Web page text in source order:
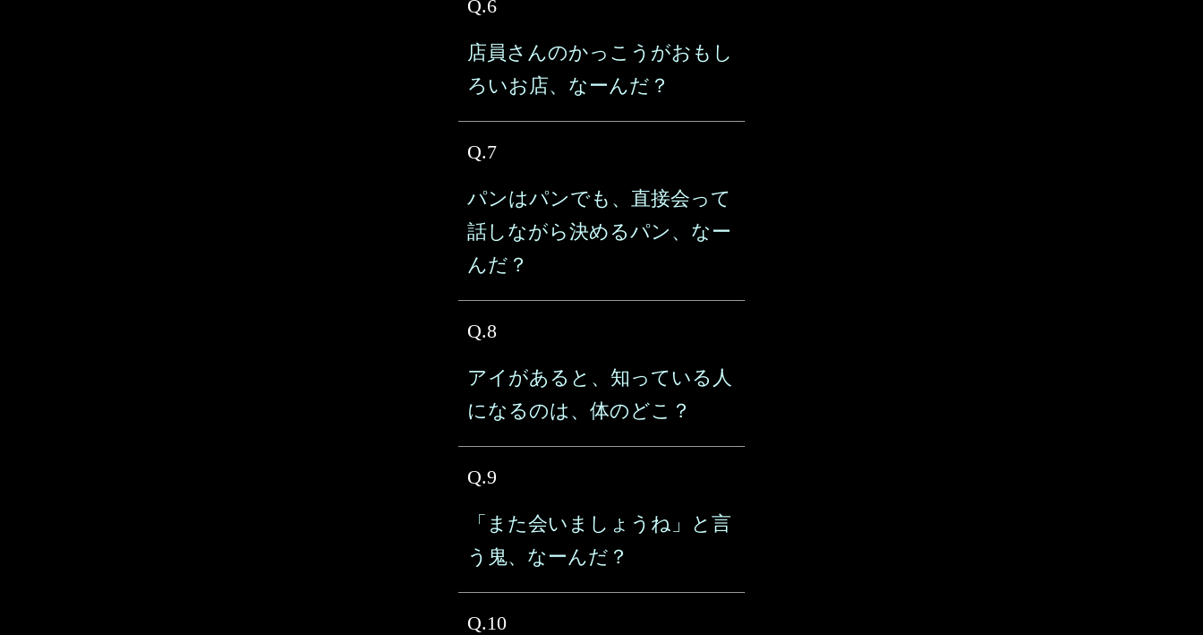
Q.6
店員さんのかっこうがおもし
ろいお店、なーんだ？
Q.7
パンはパンでも、直接会って
話しながら決めるパン、なー
んだ？
Q.8
アイがあると、知っている人
になるのは、体のどこ？
Q.9
「また会いましょうね」と言
う鬼、なーんだ？
Q.10